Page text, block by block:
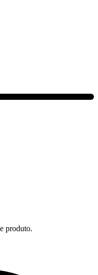
produto.